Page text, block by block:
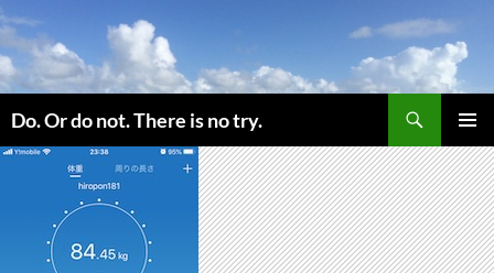
コ
ン
テ
ン
ツ
へ
Do. Or do not. There is no try.
索
メインメ
ニュー